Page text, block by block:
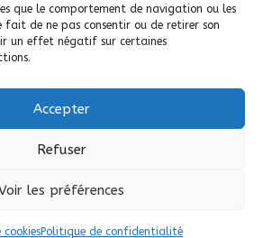
que le comportement de navigation ou les
fait de ne pas consentir ou de retirer son
un effet négatif sur certaines
Accepter
Refuser
les préférences
cookiesPolitique de confidentialité
Tous droits réservés.